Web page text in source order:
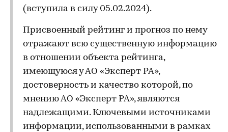
(вступила в силу 05.02.2024).
Присвоенный рейтинг и прогноз по нему
отражают всю существенную информацию
в отношении объекта рейтинга,
имеющуюся у АО «Эксперт РА»,
достоверность и качество которой, по
мнению АО «Эксперт РА», являются
надлежащими. Ключевыми источниками
информации, использованными в рамках